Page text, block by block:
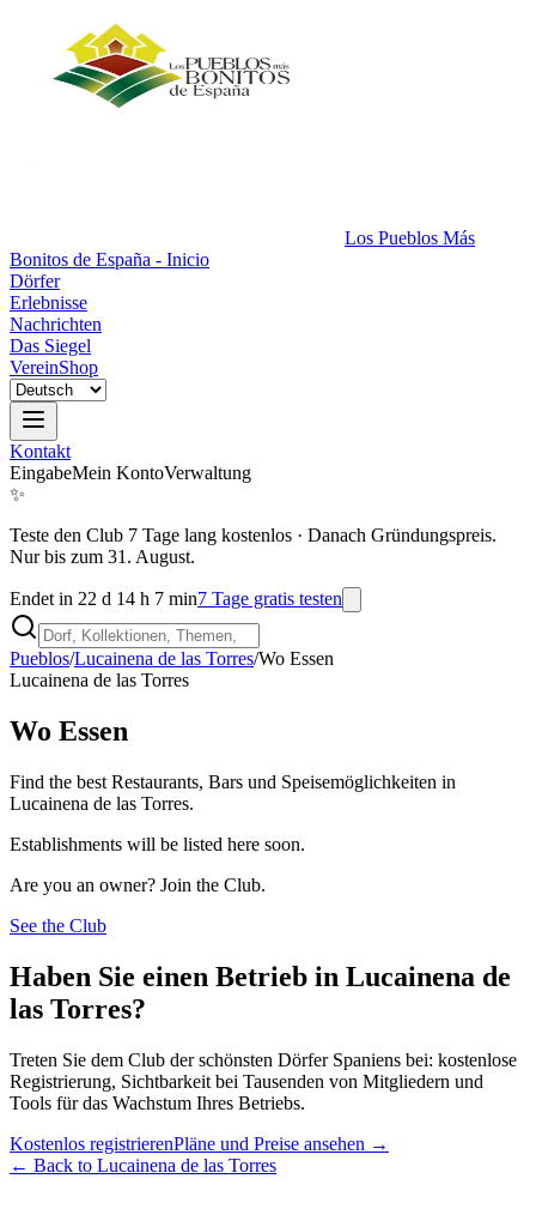
Los Pueblos Más
Bonitos de España - Inicio
Dörfer
Erlebnisse
Nachrichten
Das Siegel
VereinShop
Kontakt
EingabeMein KontoVerwaltung
✨
Teste den Club 7 Tage lang kostenlos · Danach Gründungspreis.
Nur bis zum 31. August.
Endet in 22 d 14 h 7 min7 Tage gratis testen
Pueblos/Lucainena de las Torres/Wo Essen
Lucainena de las Torres
Wo Essen
Find the best Restaurants, Bars und Speisemöglichkeiten in
Lucainena de las Torres.
Establishments will be listed here soon.
Are you an owner? Join the Club.
See the Club
Haben Sie einen Betrieb in Lucainena de
las Torres?
Treten Sie dem Club der schönsten Dörfer Spaniens bei: kostenlose
Registrierung, Sichtbarkeit bei Tausenden von Mitgliedern und
Tools für das Wachstum Ihres Betriebs.
Kostenlos registrierenPläne und Preise ansehen →
← Back to Lucainena de las Torres